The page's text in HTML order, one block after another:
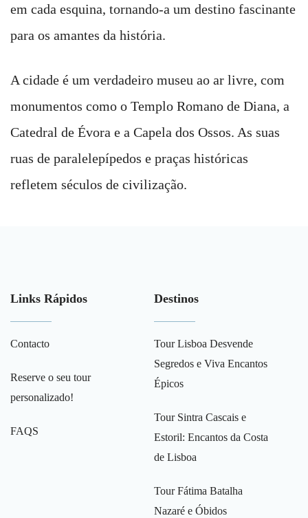
em cada esquina, tornando-a um destino fascinante
para os amantes da história.
A cidade é um verdadeiro museu ao ar livre, com
monumentos como o Templo Romano de Diana, a
Catedral de Évora e a Capela dos Ossos. As suas
ruas de paralelepípedos e praças históricas
refletem séculos de civilização.
Links Rápidos
Contacto
Reserve o seu tour
personalizado!
FAQS
Destinos
Tour Lisboa Desvende
Segredos e Viva Encantos
Épicos
Tour Sintra Cascais e
Estoril: Encantos da Costa
de Lisboa
Tour Fátima Batalha
Nazaré e Óbidos